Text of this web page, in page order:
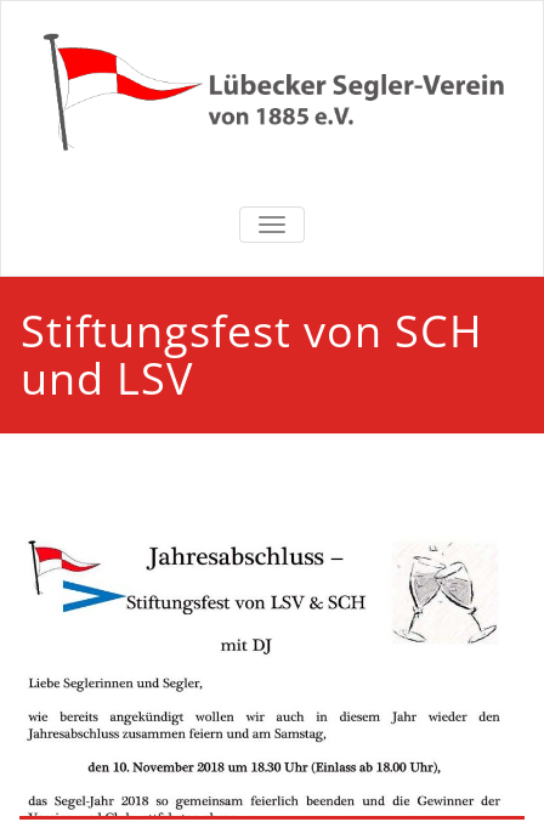
springen
von 1885 e.V.
NAVIGATION UMSCHALTEN
Stiftungsfest von SCH
und LSV